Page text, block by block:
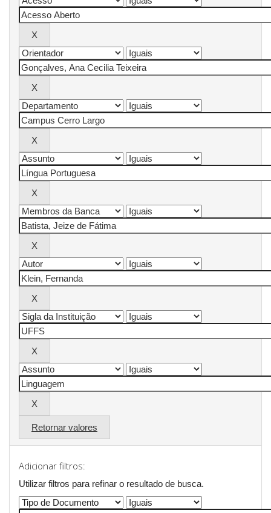
Retornar valores
Adicionar filtros:
Utilizar filtros para refinar o resultado de busca.